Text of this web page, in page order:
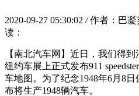
2020-09-27 05:30:02 / 作者：巴凝
读：
【南北汽车网】近日，我们得
纽约车展上正式发布911
车地图。为了纪念1948年6月8
布将生产1948辆汽车。